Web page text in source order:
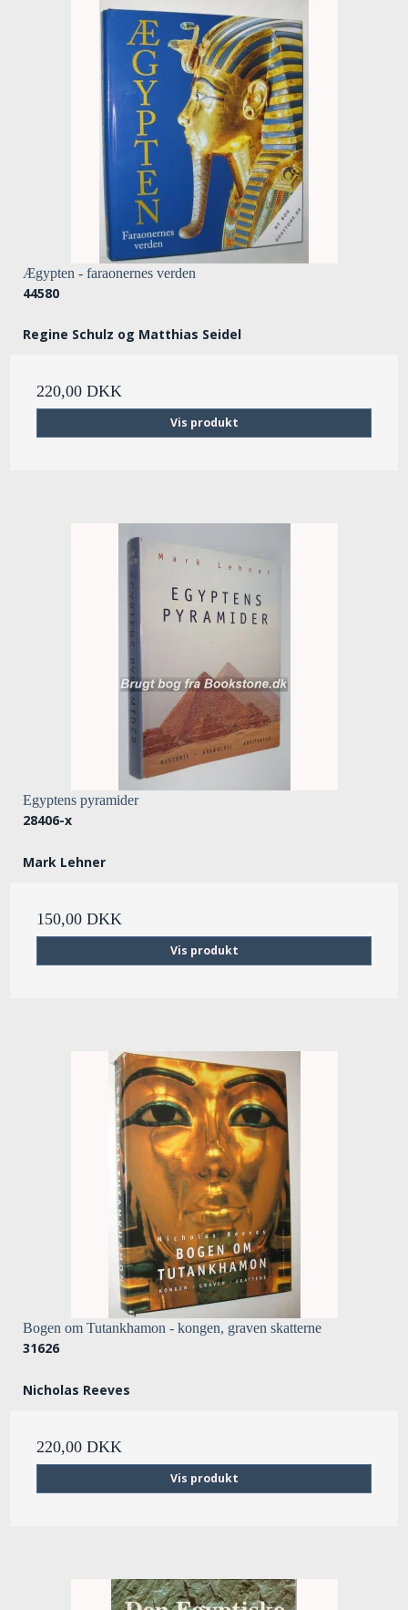
Ægypten - faraonernes verden
44580
Regine Schulz og Matthias Seidel
220,00 DKK
Vis produkt
Egyptens pyramider
28406-x
Mark Lehner
150,00 DKK
Vis produkt
Bogen om Tutankhamon - kongen, graven skatterne
31626
Nicholas Reeves
220,00 DKK
Vis produkt